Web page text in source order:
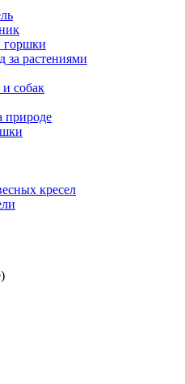
горшки
за растениями
собак
природе
кресел